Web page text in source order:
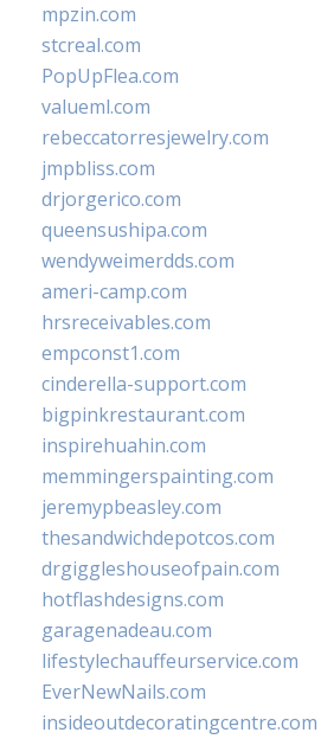
mpzin.com
stcreal.com
PopUpFlea.com
valueml.com
rebeccatorresjewelry.com
jmpbliss.com
drjorgerico.com
queensushipa.com
wendyweimerdds.com
ameri-camp.com
hrsreceivables.com
empconst1.com
cinderella-support.com
bigpinkrestaurant.com
inspirehuahin.com
memmingerspainting.com
jeremypbeasley.com
thesandwichdepotcos.com
drgiggleshouseofpain.com
hotflashdesigns.com
garagenadeau.com
lifestylechauffeurservice.com
EverNewNails.com
insideoutdecoratingcentre.com